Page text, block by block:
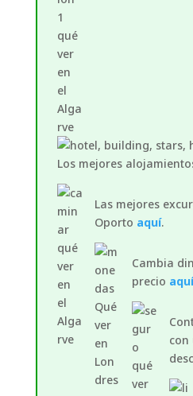
Los mejores
Las mejores
Oporto aquí.
Cambia
precio aquí
con